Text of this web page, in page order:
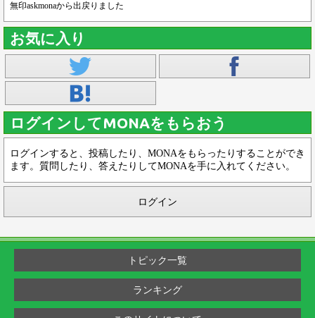
無印askmonaから出戻りました
お気に入り
ログインしてMONAをもらおう
ログインすると、投稿したり、MONAをもらったりすることができ
ます。質問したり、答えたりしてMONAを手に入れてください。
ログイン
トピック一覧
ランキング